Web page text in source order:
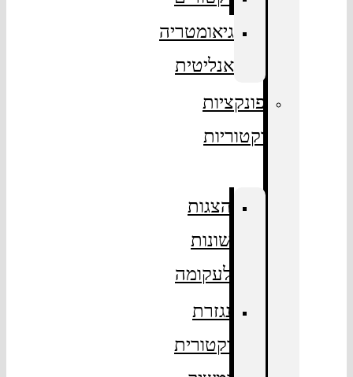
גיאומטריה
אנליטית
פונקציות
וקטוריות
הצגות
שונות
לעקומה
נגזרת
וקטורית